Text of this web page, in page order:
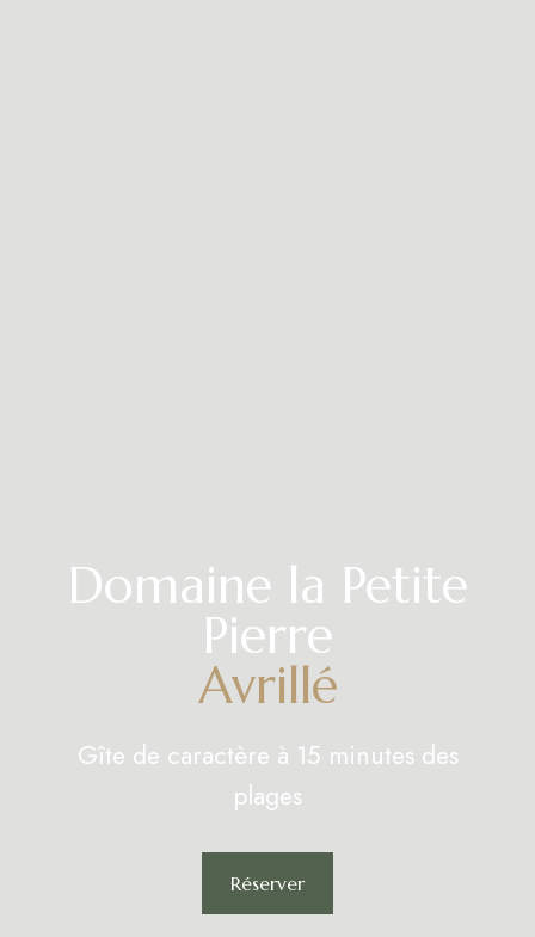
Domaine la Petite
Pierre
Avrillé
Gîte de caractère à 15 minutes des
plages
Réserver